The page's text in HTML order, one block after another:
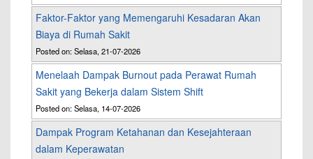
Faktor-Faktor yang Memengaruhi Kesadaran Akan
Biaya di Rumah Sakit
Posted on: Selasa, 21-07-2026
Menelaah Dampak Burnout pada Perawat Rumah
Sakit yang Bekerja dalam Sistem Shift
Posted on: Selasa, 14-07-2026
Dampak Program Ketahanan dan Kesejahteraan
dalam Keperawatan